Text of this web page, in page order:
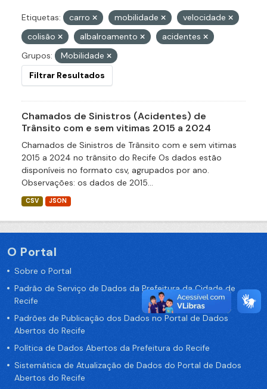
Etiquetas: carro mobilidade
velocidade
colisão
albalroamento
acidentes
Grupos:
Mobilidade
Filtrar Resultados
Chamados de Sinistros (Acidentes) de
Trânsito com e sem vitimas 2015 a 2024
Chamados de Sinistros de Trânsito com e sem vitimas
2015 a 2024 no trânsito do Recife Os dados estão
disponíveis no formato csv, agrupados por ano.
Observações: os dados de 2015...
CSV JSON
O Portal
Sobre o Portal
Padrão de Serviço de Dados da Prefeitura da Cidade de
Recife
Padrões de Publicação dos Dados no Portal de Dados
Abertos do Recife
Política de Dados Abertos da Prefeitura do Recife
Sistemática de Atualização de Dados do Portal de Dados
Abertos do Recife